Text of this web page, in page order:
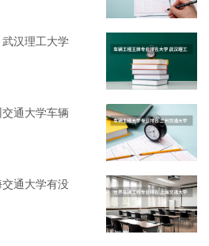
汉理工大学
通大学车辆
通大学有没